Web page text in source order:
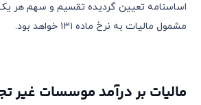
اساسنامه تعیین گردیده تقسیم و سهم هر
مشمول مالیات به نرخ ماده ١٣١ خواهد بود.
مالیات بر درآمد موسسات غیر